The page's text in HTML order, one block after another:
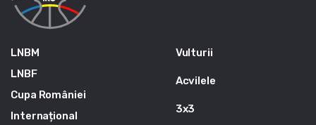
LNBM
LNBF
Cupa României
Internațional
Vulturii
Acvilele
3x3